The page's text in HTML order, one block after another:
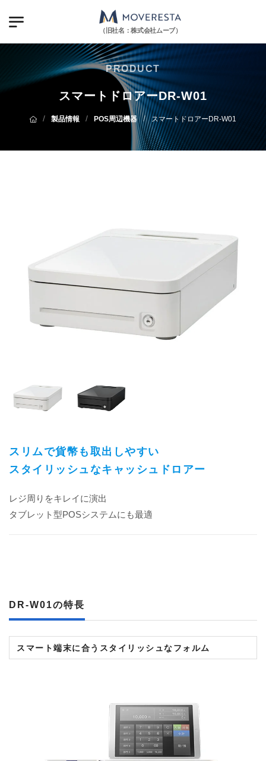
（旧社名：株式会社ムーブ）
PRODUCT
スマートドロアーDR-W01
/ 製品情報 / POS周辺機器 / スマートドロアーDR-W01
スリムで貨幣も取出しやすい
スタイリッシュなキャッシュドロアー
レジ周りをキレイに演出
タブレット型POSシステムにも最適
DR-W01の特長
スマート端末に合うスタイリッシュなフォルム